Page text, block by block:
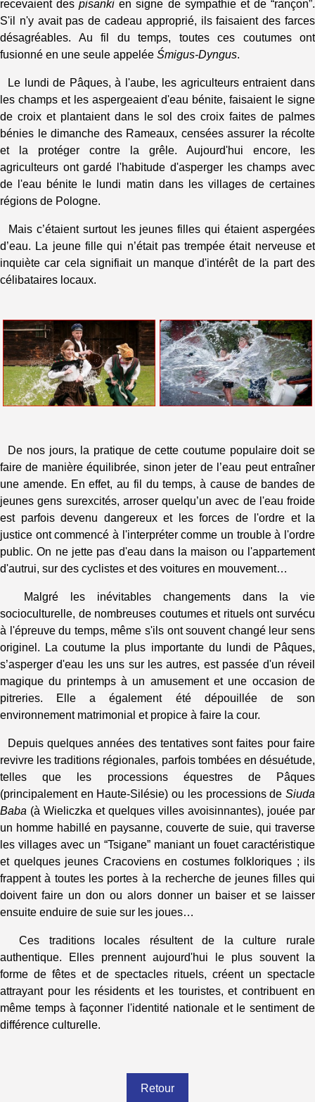
recevaient despisanki en signe de sympathie et de “rançon”.
S'il n'y avait pas de cadeau approprié, ils faisaient des farces
désagréables. Au fil du temps, toutes ces coutumes ont
fusionné en une seule appelée Śmigus-Dyngus.
Le lundi de Pâques, à l'aube, les agriculteurs entraient dans
les champs et les aspergeaient d'eau bénite, faisaient le signe
de croix et plantaient dans le sol des croix faites de palmes
bénies le dimanche des Rameaux, censées assurer la récolte
et la protéger contre la grêle. Aujourd'hui encore, les
agriculteurs ont gardé l'habitude d'asperger les champs avec
de l'eau bénite le lundi matin dans les villages de certaines
régions de Pologne.
Mais c’étaient surtout les jeunes filles qui étaient aspergées
d’eau. La jeune fille qui n’était pas trempée était nerveuse et
inquiète car cela signifiait un manque d'intérêt de la part des
célibataires locaux.
De nos jours, la pratique de cette coutume populaire doit se
faire de manière équilibrée, sinon jeter de l’eau peut entraîner
une amende. En effet, au fil du temps, à cause de bandes de
jeunes gens surexcités, arroser quelqu’un avec de l'eau froide
est parfois devenu dangereux et les forces de l'ordre et la
justice ont commencé à l'interpréter comme un trouble à l'ordre
public. On ne jette pas d'eau dans la maison ou l'appartement
d'autrui, sur des cyclistes et des voitures en mouvement…
Malgré les inévitables changements dans la vie
socioculturelle, de nombreuses coutumes et rituels ont survécu
à l'épreuve du temps, même s'ils ont souvent changé leur sens
originel. La coutume la plus importante du lundi de Pâques,
s’asperger d'eau les uns sur les autres, est passée d'un réveil
magique du printemps à un amusement et une occasion de
pitreries. Elle a également été dépouillée de son
environnement matrimonial et propice à faire la cour.
Depuis quelques années des tentatives sont faites pour faire
revivre les traditions régionales, parfois tombées en désuétude,
telles que les processions équestres de Pâques
(principalement en Haute-Silésie) ou les processions de Siuda
Baba (à Wieliczka et quelques villes avoisinnantes), jouée par
un homme habillé en paysanne, couverte de suie, qui traverse
les villages avec un “Tsigane” maniant un fouet caractéristique
et quelques jeunes Cracoviens en costumes folkloriques ; ils
frappent à toutes les portes à la recherche de jeunes filles qui
doivent faire un don ou alors donner un baiser et se laisser
ensuite enduire de suie sur les joues…
Ces traditions locales résultent de la culture rurale
authentique. Elles prennent aujourd'hui le plus souvent la
forme de fêtes et de spectacles rituels, créent un spectacle
attrayant pour les résidents et les touristes, et contribuent en
même temps à façonner l'identité nationale et le sentiment de
différence culturelle.
Retour